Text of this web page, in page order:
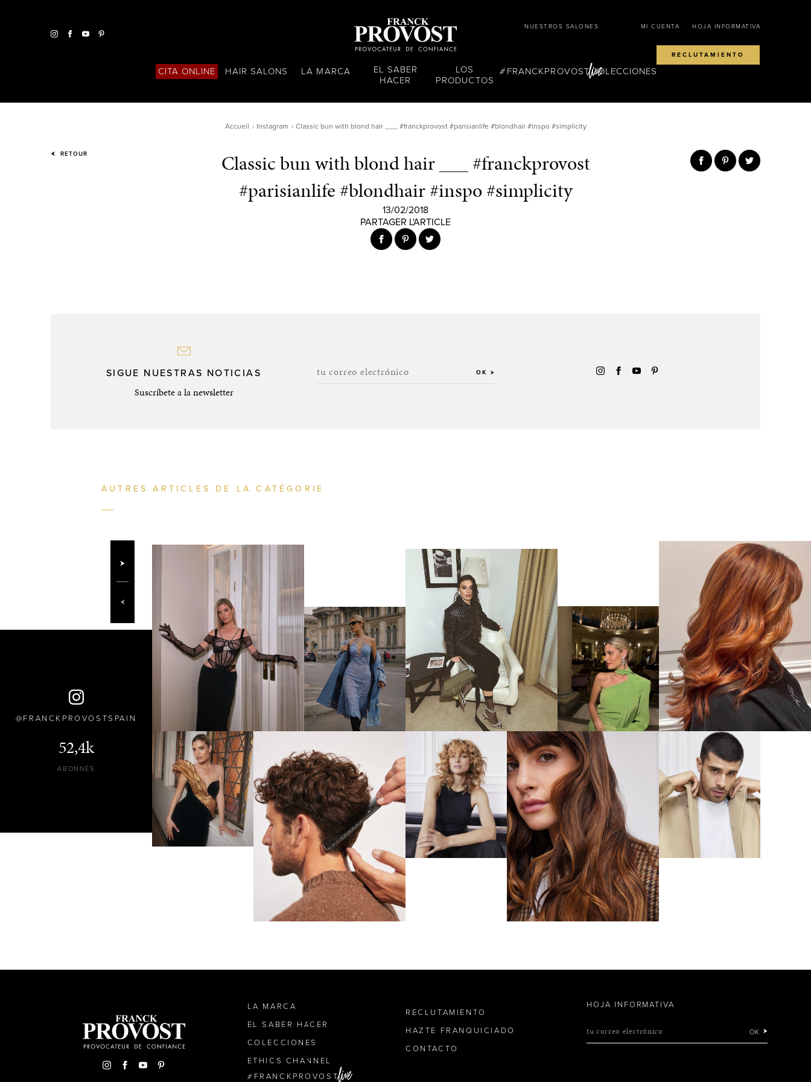
NUESTROS SALONES MI CUENTA HOJA INFORMATIVA
RECLUTAMIENTO
CITA ONLINE HAIR SALONS LA MARCA
EL SABER
HACER
LOS
PRODUCTOS
FRANCKPROVOSTCOLECCIONES
Accueil Instagram Classic bun with blond hair ___ #franckprovost #parisianlife #blondhair #inspo #simplicity
RETOUR
Classic bun with blond hair ___ #franckprovost
#parisianlife #blondhair #inspo #simplicity
13/02/2018
PARTAGER L'ARTICLE
SIGUE NUESTRAS NOTICIAS
Suscríbete a la newsletter
tu correo electrónico OK
AUTRES ARTICLES DE LA CATÉGORIE
FRANCKPROVOSTSPAIN
52,4k
ABONNÉS
LA MARCA
EL SABER HACER
COLECCIONES
ETHICS CHANNEL
FRANCKPROVOST
RECLUTAMIENTO
HAZTE FRANQUICIADO
CONTACTO
HOJA INFORMATIVA
tu correo electrónico OK